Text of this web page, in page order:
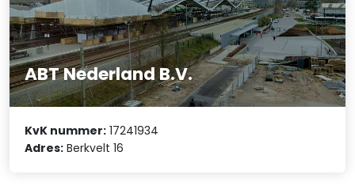
ABT Nederland B.V.
KvK nummer: 17241934
Adres: Berkvelt 16